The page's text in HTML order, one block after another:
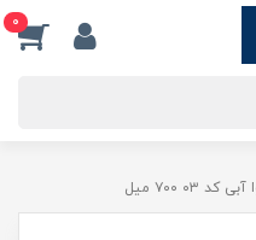
0
۰۳ ۷۰۰ میل